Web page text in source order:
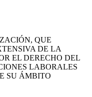
QUE
DE LA
EL DERECHO DEL
LABORALES
SU ÁMBITO